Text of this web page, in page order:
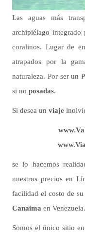
Las aguas más
archipiélago integrado
coralinos. Lugar de
atrapados por la
naturaleza. Por ser un
si no posadas.
Si desea un viaje
se lo hacemos
nuestros precios en
facilidad el costo de su
Canaima en Venezuela.
Somos el único sitio